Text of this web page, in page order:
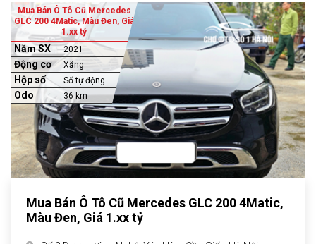
Mua Bán Ô Tô Cũ Mercedes
GLC 200 4Matic, Màu Đen, Giá
1.xx tỷ
Năm SX 2021
Động cơ Xăng
Hộp số Số tự động
Odo 36 km
Mua Bán Ô Tô Cũ Mercedes GLC 200 4Matic,
Màu Đen, Giá 1.xx tỷ